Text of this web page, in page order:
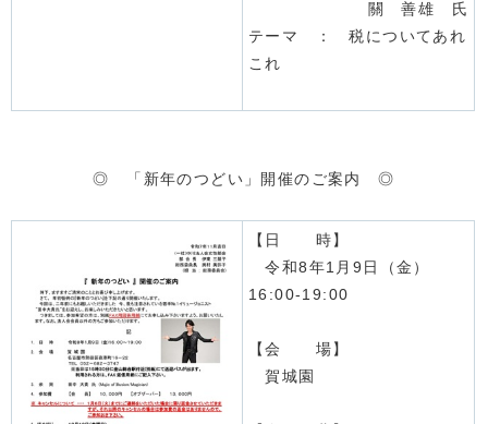
關 善雄 氏
テーマ ： 税についてあれ
これ
◎ 「新年のつどい」開催のご案内 ◎
【日 時】
令和8年1月9日（金）
16:00-19:00
【会 場】
賀城園